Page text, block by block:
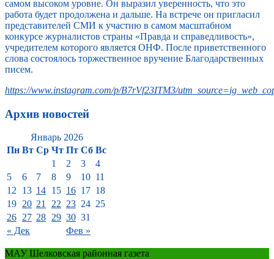
самом высоком уровне. Он выразил уверенность, что это
работа будет продолжена и дальше. На встрече он пригласил
представителей СМИ к участию в самом масштабном
конкурсе журналистов страны «Правда и справедливость»,
учредителем которого является ОНФ. После приветственного
слова состоялось торжественное вручение Благодарственных
писем.
https://www.instagram.com/p/B7rVf23ITM3/
Архив новостей
Январь 2026
Пн Вт Ср Чт Пт Сб Вс
« Дек Фев »
1 2 3
4
5
6 7 8 9 10 11
12
13 14 15 16 17 18
19 20 21 22 23 24 25
26 27 28 29 30 31
МАУ Шелковская районная газета